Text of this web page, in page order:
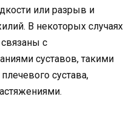
или разрыв и
В некоторых случаях
с
суставов, такими
сустава,